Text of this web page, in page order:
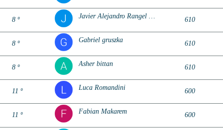
8 º Javier Alejandro Rangel Gonzalez 610
8 º Gabriel gruszka 610
8 º Asher bittan 610
11 º Luca Romandini 600
11 º Fabian Makarem 600